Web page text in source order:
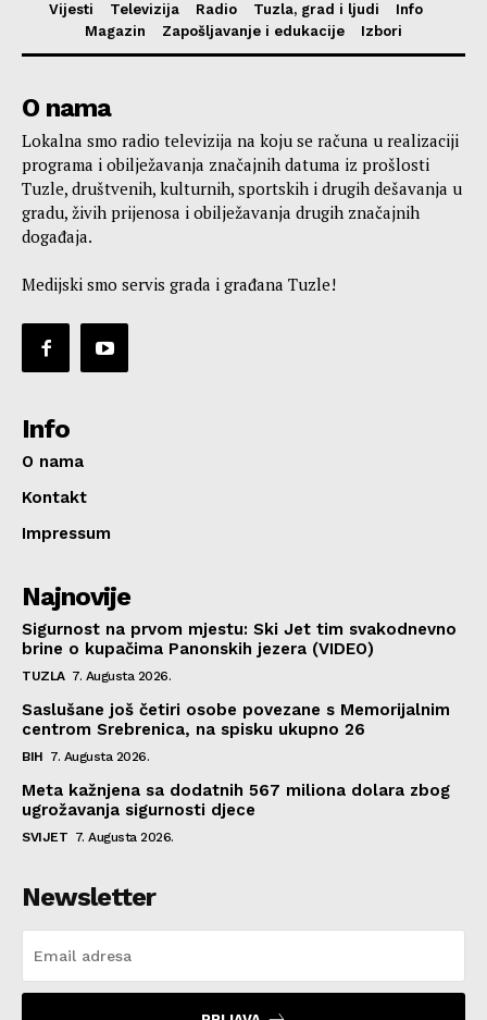
Vijesti Televizija Radio Tuzla, grad i ljudi
Info
Magazin
Zapošljavanje i edukacije Izbori
O nama
Lokalna smo radio televizija na koju se računa u realizaciji
programa i obilježavanja značajnih datuma iz prošlosti
Tuzle, društvenih, kulturnih, sportskih i drugih dešavanja u
gradu, živih prijenosa i obilježavanja drugih značajnih
događaja.
Medijski smo servis grada i građana Tuzle!
Info
O nama
Kontakt
Impressum
Najnovije
Sigurnost na prvom mjestu: Ski Jet tim svakodnevno
brine o kupačima Panonskih jezera (VIDEO)
TUZLA 7. Augusta 2026.
Saslušane još četiri osobe povezane s Memorijalnim
centrom Srebrenica, na spisku ukupno 26
BIH 7. Augusta 2026.
Meta kažnjena sa dodatnih 567 miliona dolara zbog
ugrožavanja sigurnosti djece
SVIJET 7. Augusta 2026.
Newsletter